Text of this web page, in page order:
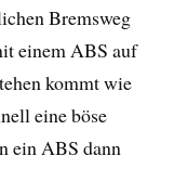
Bremsweg
einem ABS auf
kommt wie
eine böse
ein ABS dann